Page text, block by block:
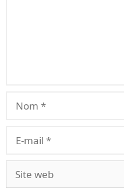
mail
web